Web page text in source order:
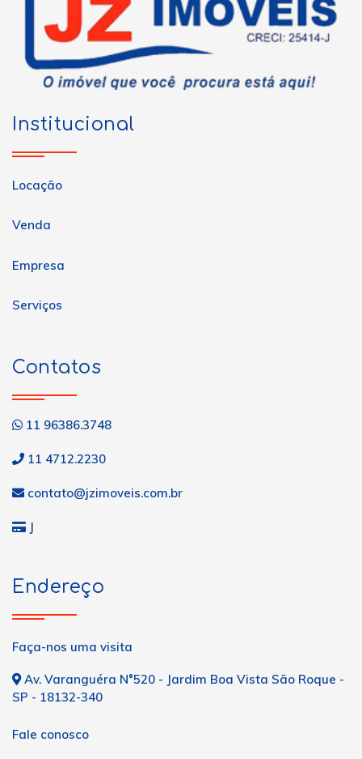
Institucional
Locação
Venda
Empresa
Serviços
Contatos
11 96386.3748
11 4712.2230
contato@jzimoveis.com.br
J
Endereço
Faça-nos uma visita
Av. Varanguéra N°520 - Jardim Boa Vista São Roque -
SP - 18132-340
Fale conosco